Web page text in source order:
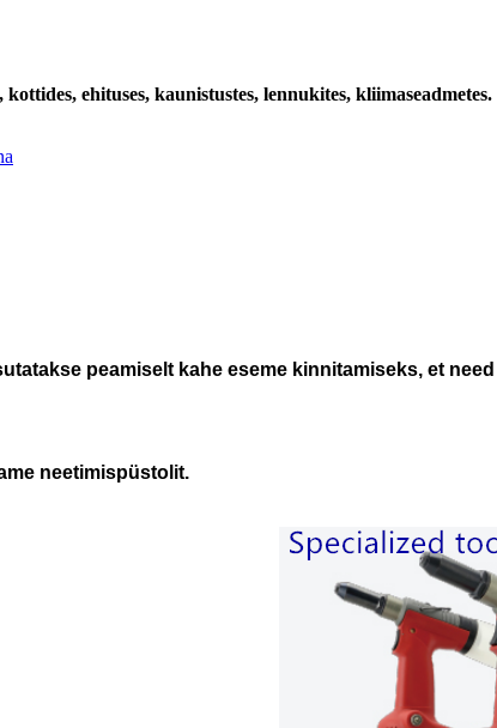
ehituses, kaunistustes, lennukites, kliimaseadmetes.
peamiselt kahe eseme kinnitamiseks, et
neetimispüstolit.